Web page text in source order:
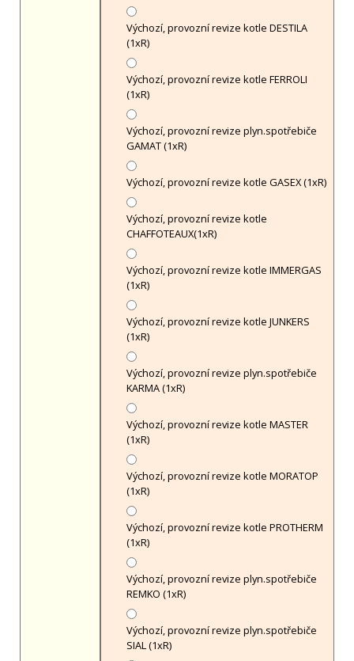
Výchozí, provozní revize kotle DESTILA
(1xR)
Výchozí, provozní revize kotle FERROLI
(1xR)
Výchozí, provozní revize plyn.spotřebiče
GAMAT (1xR)
Výchozí, provozní revize kotle GASEX (1xR)
Výchozí, provozní revize kotle
CHAFFOTEAUX(1xR)
Výchozí, provozní revize kotle IMMERGAS
(1xR)
Výchozí, provozní revize kotle JUNKERS
(1xR)
Výchozí, provozní revize plyn.spotřebiče
KARMA (1xR)
Výchozí, provozní revize kotle MASTER
(1xR)
Výchozí, provozní revize kotle MORATOP
(1xR)
Výchozí, provozní revize kotle PROTHERM
(1xR)
Výchozí, provozní revize plyn.spotřebiče
REMKO (1xR)
Výchozí, provozní revize plyn.spotřebiče
SIAL (1xR)